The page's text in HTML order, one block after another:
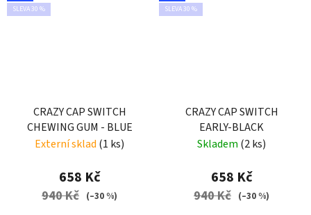
SLEVA 30 %
CRAZY CAP SWITCH
CHEWING GUM - BLUE
Externí sklad (1 ks)
658 Kč
940 Kč (–30 %)
SLEVA 30 %
CRAZY CAP SWITCH
EARLY-BLACK
Skladem (2 ks)
658 Kč
940 Kč (–30 %)